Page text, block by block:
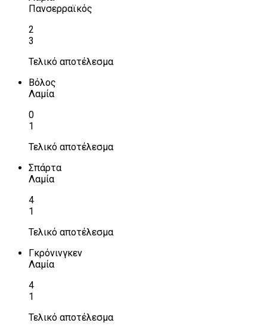
Πανσερραϊκός
2
3
Τελικό αποτέλεσμα
Βόλος
Λαμία
0
1
Τελικό αποτέλεσμα
Σπάρτα
Λαμία
4
1
Τελικό αποτέλεσμα
Γκρόνινγκεν
Λαμία
4
1
Τελικό αποτέλεσμα